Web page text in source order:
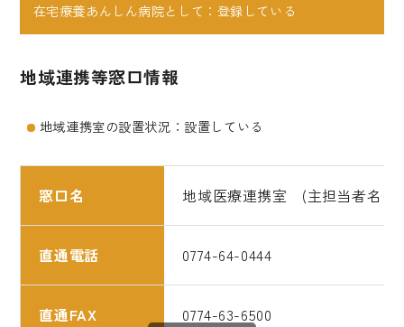
在宅療養あんしん病院として：登録している
地域連携等窓口情報
地域連携室の設置状況：設置している
窓口名 地域医療連携室 (主担当者名
直通電話 0774-64-0444
直通FAX 0774-63-6500